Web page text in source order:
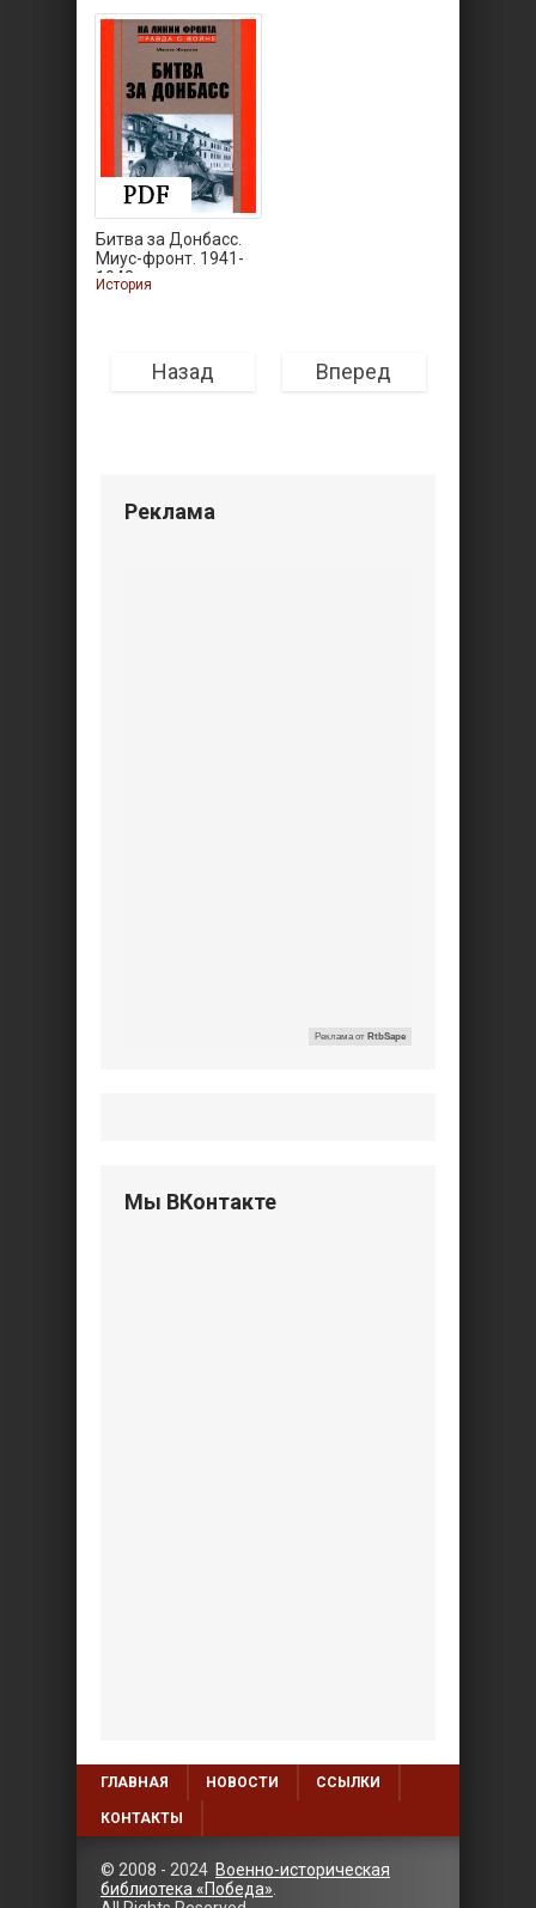
Битва за Донбасс.
Миус-фронт. 1941-
1943
История
Назад Вперед
Реклама
Реклама от RtbSape
Мы ВКонтакте
ГЛАВНАЯ НОВОСТИ ССЫЛКИ
КОНТАКТЫ
© 2008 - 2024 Военно-историческая
библиотека «Победа»